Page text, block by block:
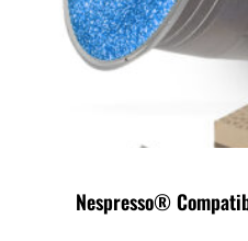
Nespresso®